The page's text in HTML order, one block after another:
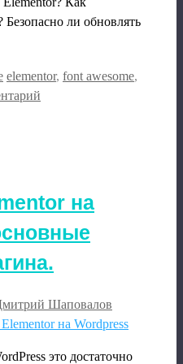
Безопасно ли обновлять
Метки
elementor, font awesome,
на
Шаповалов
это достаточно